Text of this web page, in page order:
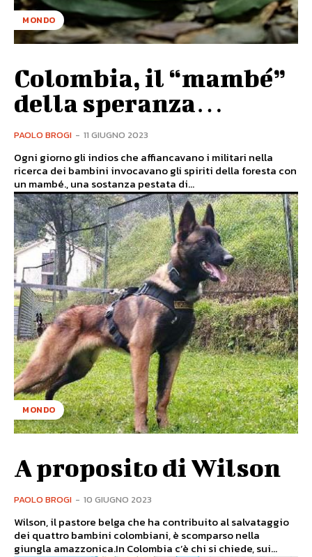
MONDO
Colombia, il “mambé”
della speranza…
PAOLO BROGI - 11 GIUGNO 2023
Ogni giorno gli indios che affiancavano i militari nella
ricerca dei bambini invocavano gli spiriti della foresta con
un mambé., una sostanza pestata di...
MONDO
A proposito di Wilson
PAOLO BROGI - 10 GIUGNO 2023
Wilson, il pastore belga che ha contribuito al salvataggio
dei quattro bambini colombiani, è scomparso nella
giungla amazzonica.In Colombia c’è chi si chiede, sui...